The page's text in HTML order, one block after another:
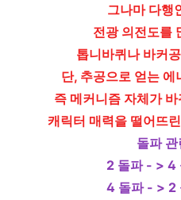
그나마 다행
전광 의전도를
톱니바퀴나 바커
단, 추공으로 얻는
즉 메커니즘 자체가
캐릭터 매력을 떨어뜨
돌파
2 돌파 - > 4
4 돌파 - > 2